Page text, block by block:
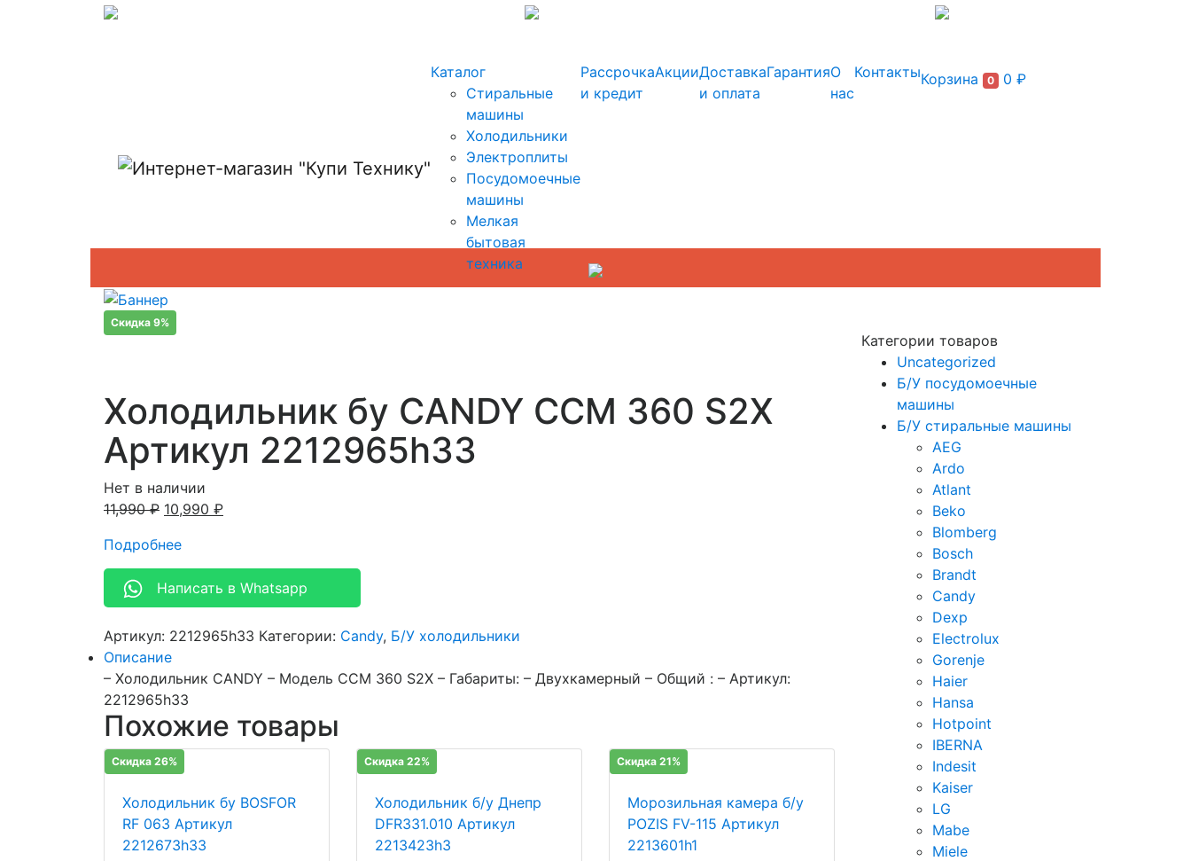
Каталог
Стиральные
машины
Холодильники
Электроплиты
Посудомоечные
машины
Мелкая
бытовая
техника
Рассрочка
и кредит
АкцииДоставка
и оплата
ГарантияО
нас
КонтактыКорзина 0 0 ₽
Скидка 9%
Холодильник бу CANDY CCM 360 S2X
Артикул 2212965h33
Нет в наличии
11,990₽ 10,990 ₽
Подробнее
Написать в Whatsapp
Артикул: 2212965h33 Категории: Candy, Б/У холодильники
Описание
– Холодильник CANDY – Модель CCM 360 S2X – Габариты: – Двухкамерный – Общий : – Артикул:
2212965h33
Похожие товары
Скидка 26%
Холодильник бу BOSFOR
RF 063 Артикул
2212673h33
Скидка 22%
Холодильник б/у Днепр
DFR331.010 Артикул
2213423h3
Скидка 21%
Морозильная камера б/у
POZIS FV-115 Артикул
2213601h1
Категории товаров
Uncategorized
Б/У посудомоечные
машины
Б/У стиральные машины
AEG
Ardo
Atlant
Beko
Blomberg
Bosch
Brandt
Candy
Dexp
Electrolux
Gorenje
Haier
Hansa
Hotpoint
IBERNA
Indesit
Kaiser
LG
Mabe
Miele